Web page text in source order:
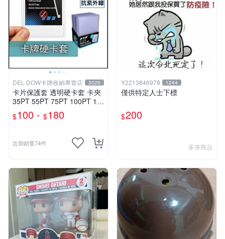
DEL DOW卡牌收納專賣店 3026
卡片保護套 透明硬卡套 卡夾
35PT 55PT 75PT 100PT 13
0PT 180PT 寶可夢 寶可夢 遊
戲王 球員卡 球衣卡
$100 - $180
近期銷量74件
Y2213846978 1244
僅供特定人士下標
$200
多筆商品